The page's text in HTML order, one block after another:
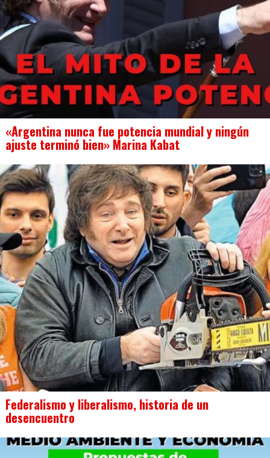
«Argentina nunca fue potencia mundial y ningún
ajuste terminó bien» Marina Kabat
Federalismo y liberalismo, historia de un
desencuentro